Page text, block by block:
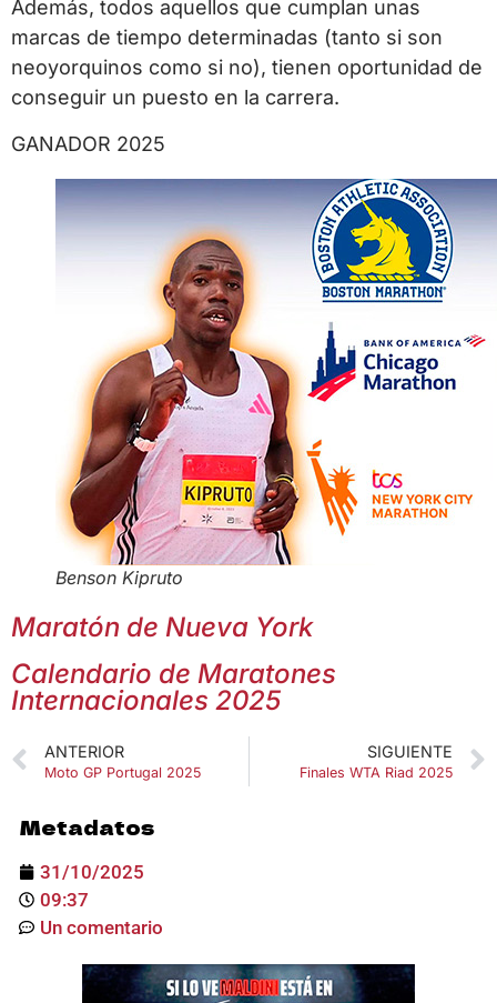
Además, todos aquellos que cumplan unas
marcas de tiempo determinadas (tanto si son
neoyorquinos como si no), tienen oportunidad de
conseguir un puesto en la carrera.
GANADOR 2025
Benson Kipruto
Maratón de Nueva York
Calendario de Maratones
Internacionales 2025
ANTERIOR
Moto GP Portugal 2025
SIGUIENTE
Finales WTA Riad 2025
Metadatos
31/10/2025
09:37
Un comentario